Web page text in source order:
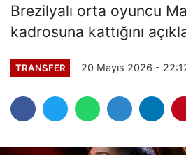
Brezilyalı orta oyuncu
kadrosuna kattığını
TRANSFER 20 Mayıs 2026 -